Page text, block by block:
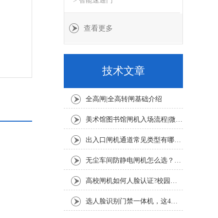
查看更多
技术文章
全高闸|全高转闸基础介绍
美术馆图书馆闸机入场流程|微信公众号预约+人脸扫码登记教程
出入口闸机通道常见类型有哪些？摆闸、翼闸、三辊闸适用场景详解
无尘车间防静电闸机怎么选？半导体 SMT 车间 ESD 闸机选型要点
高校闸机如何人脸认证?校园人脸识别通行完整流程
选人脸识别门禁一体机，这4个核心指标一定要看！